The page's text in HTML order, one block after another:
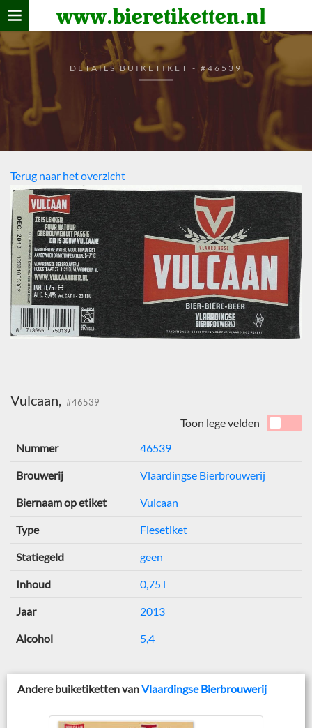
www.bieretiketten.nl
Home
verzamelen
De bierkaart
Bezoekers
DETAILS BUIKETIKET - #46539
Terug naar het overzicht
Vulcaan, #46539
Toon lege velden
Nummer
46539
Brouwerij Vlaardingse Bierbrouwerij
Biernaam op etiket Vulcaan
Type Flesetiket
Statiegeld geen
Inhoud 0,75 l
Jaar 2013
Alcohol 5,4
Andere buiketiketten vanVlaardingse Bierbrouwerij